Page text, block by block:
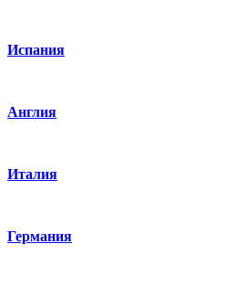
Испания
Англия
Италия
Германия